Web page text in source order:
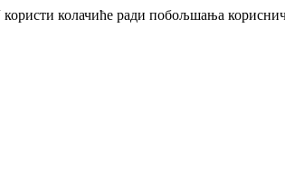
користи колачиће ради побољшања